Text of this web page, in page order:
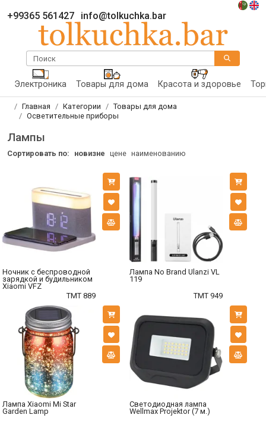
+99365 561427 info@tolkuchka.bar
Поиск
Электроника Товары для дома Красота и здоровье
Главная Категории
Товары для дома
Осветительные приборы
Лампы
Сортировать по: новизне цене наименованию
Ночник с беспроводной
зарядкой и будильником
Xiaomi VFZ
TMT 889
Лампа No Brand Ulanzi VL
119
TMT 949
Лампа Xiaomi Mi Star
Garden Lamp
Светодиодная лампа
Wellmax Projektor (7 м.)